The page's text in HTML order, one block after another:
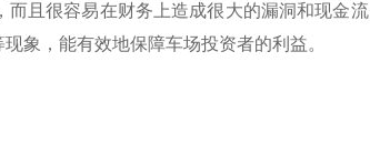
且很容易在财务上造成很大的漏洞和现金流
象，能有效地保障车场投资者的利益。